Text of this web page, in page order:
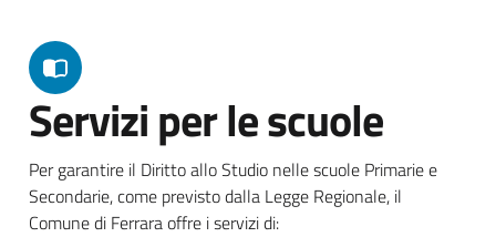
Servizi per le scuole
Per garantire il Diritto allo Studio nelle scuole Primarie e
Secondarie, come previsto dalla Legge Regionale, il
Comune di Ferrara offre i servizi di: